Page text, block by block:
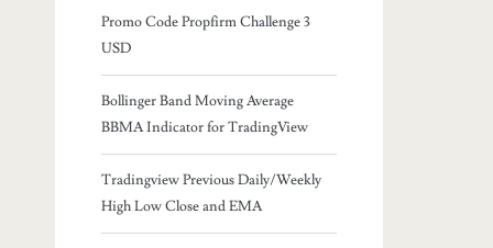
Promo Code Propfirm Challenge 3
USD
Bollinger Band Moving Average
BBMA Indicator for TradingView
Tradingview Previous Daily/Weekly
High Low Close and EMA